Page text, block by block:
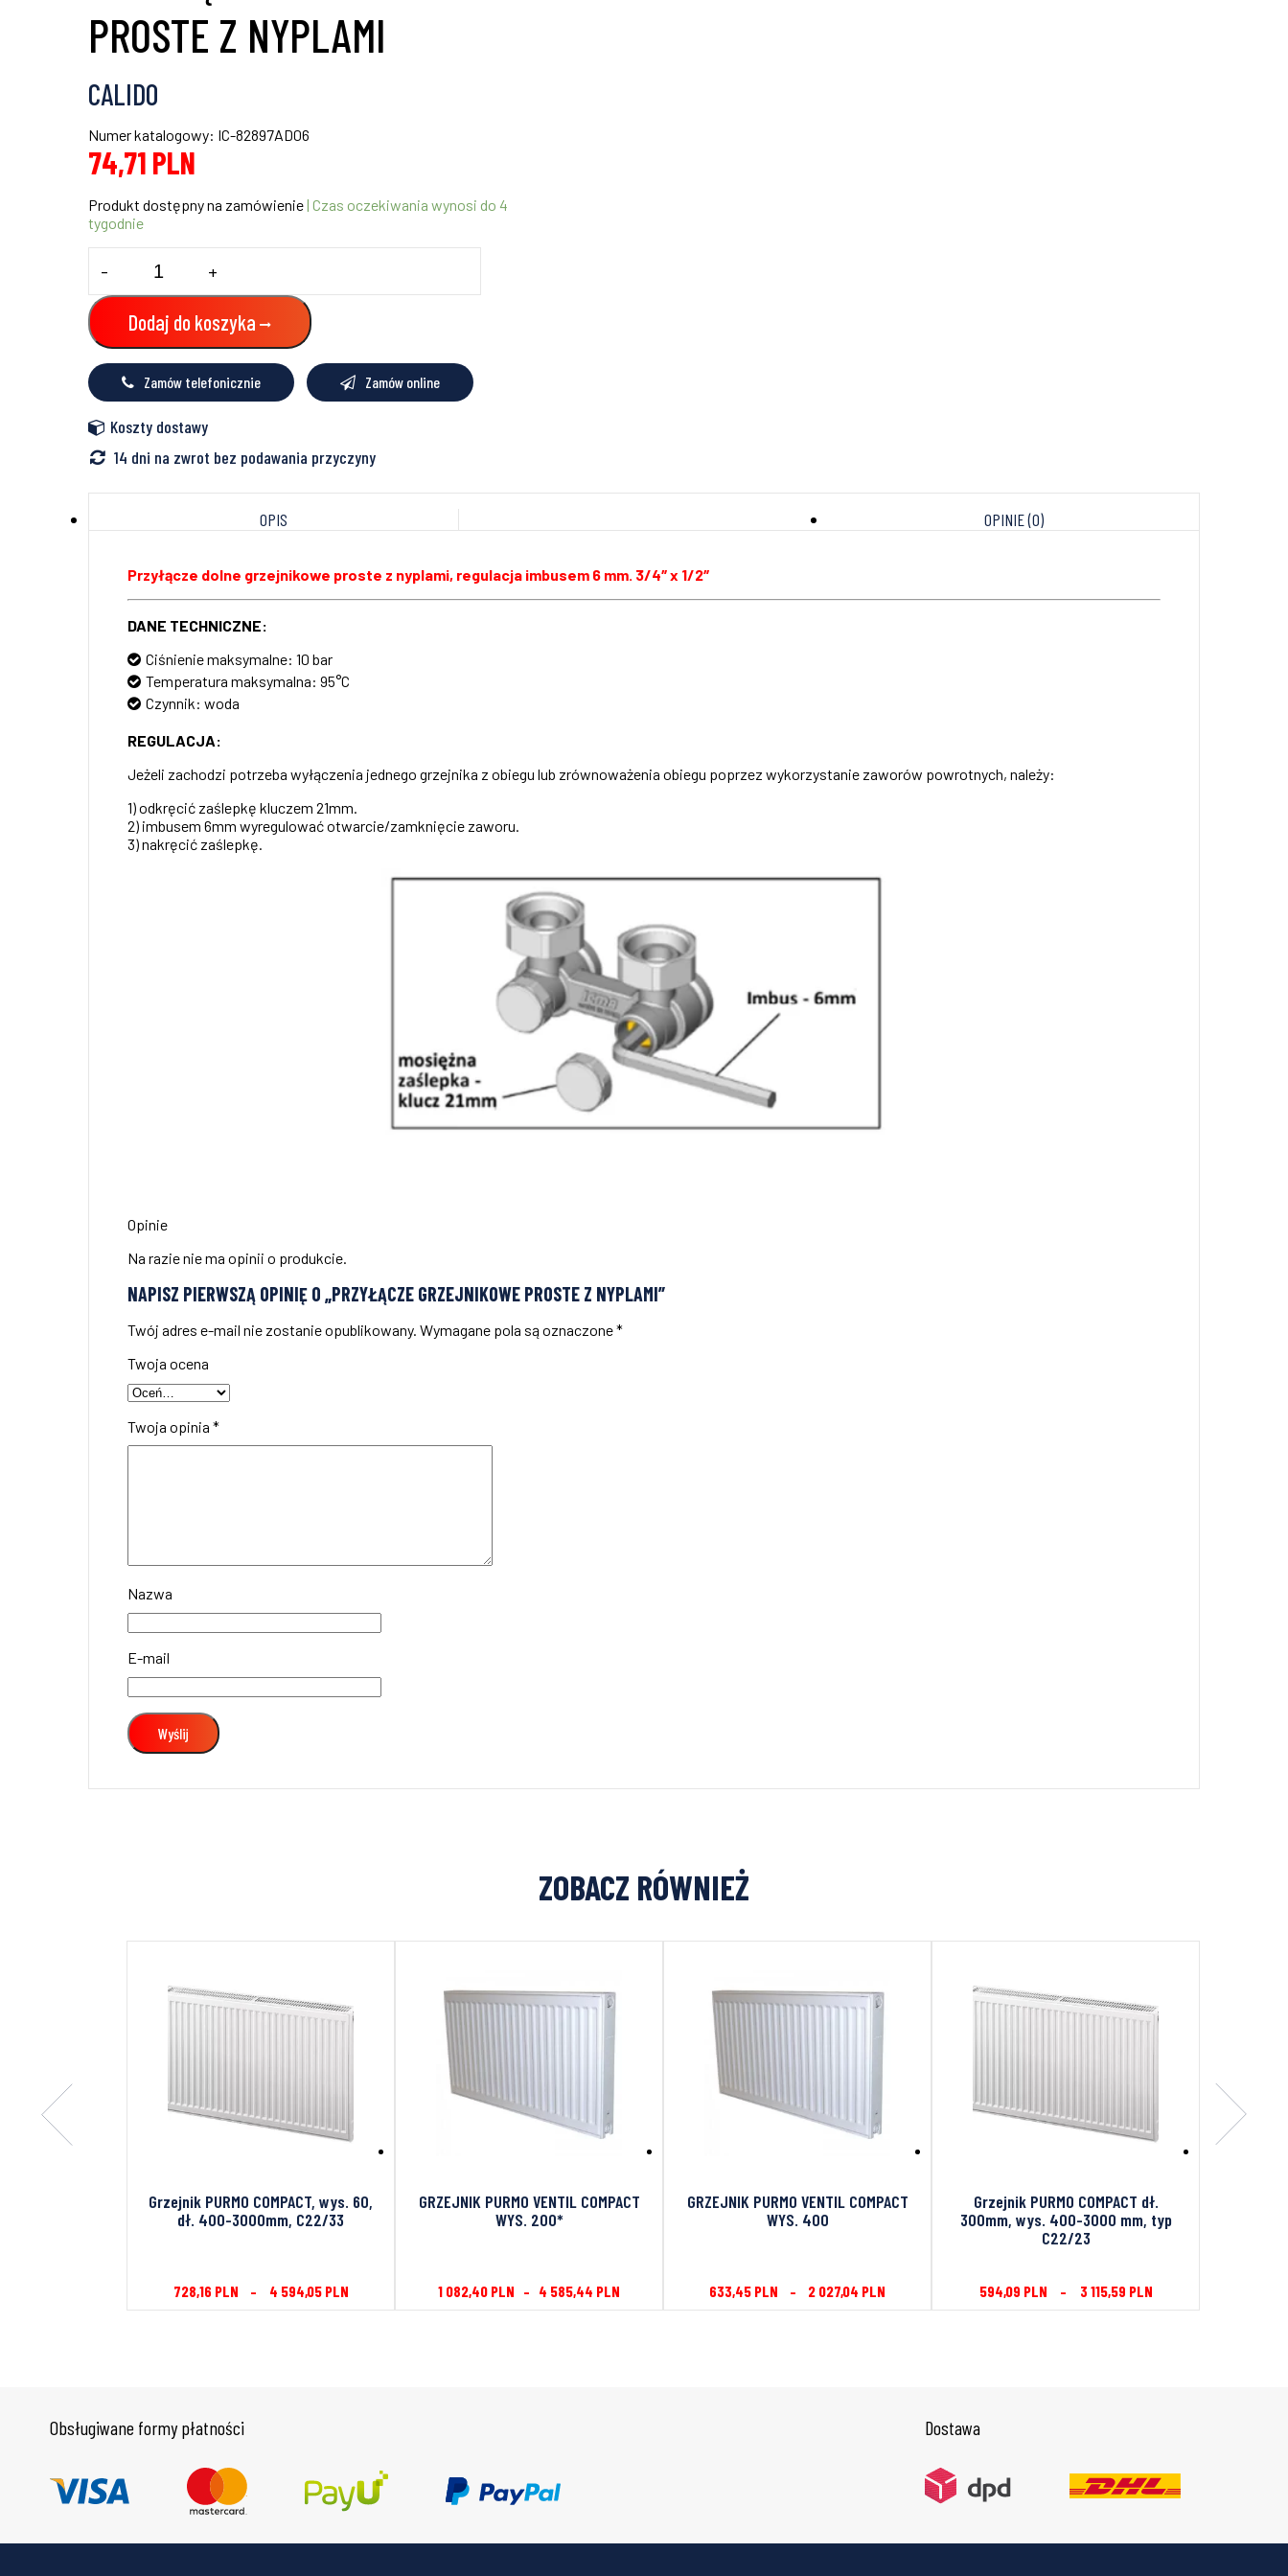
PROSTE Z NYPLAMI
CALIDO
Numer katalogowy: IC-82897AD06
74,71 PLN
Produkt dostępny na zamówienie| Czas oczekiwania wynosi do 4
tygodnie
PRZYŁĄCZE
GRZEJNIKOWE
PROSTE
Z
NYPLAMI
- +
Dodaj do koszyka
Zamów telefonicznie Zamów online
Koszty dostawy
14 dni na zwrot bez podawania przyczyny
OPIS OPINIE (0)
Przyłącze dolne grzejnikowe proste z nyplami, regulacja imbusem 6 mm. 3/4″ x 1/2″
DANE TECHNICZNE:
Ciśnienie maksymalne: 10 bar
Temperatura maksymalna: 95°C
Czynnik: woda
REGULACJA:
Jeżeli zachodzi potrzeba wyłączenia jednego grzejnika z obiegu lub zrównoważenia obiegu poprzez wykorzystanie zaworów powrotnych, należy:
1) odkręcić zaślepkę kluczem 21mm.
2) imbusem 6mm wyregulować otwarcie/zamknięcie zaworu.
3) nakręcić zaślepkę.
Opinie
Na razie nie ma opinii o produkcie.
NAPISZ PIERWSZĄ OPINIĘ O „PRZYŁĄCZE GRZEJNIKOWE PROSTE Z NYPLAMI”
Twój adres e-mail nie zostanie opublikowany. Wymagane pola są oznaczone*
Twoja ocena
Twoja opinia *
Nazwa
E-mail
ZOBACZ RÓWNIEŻ
Grzejnik PURMO COMPACT, wys. 60,
dł. 400-3000mm, C22/33
728,16 PLN – 4 594,05 PLN
GRZEJNIK PURMO VENTIL COMPACT
WYS. 200*
1 082,40 PLN – 4 585,44 PLN
GRZEJNIK PURMO VENTIL COMPACT
WYS. 400
633,45 PLN – 2 027,04 PLN
Grzejnik PURMO COMPACT dł.
300mm, wys. 400-3000 mm, typ
C22/23
594,09 PLN – 3 115,59 PLN
Obsługiwane formy płatności Dostawa